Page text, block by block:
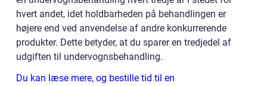
hvert andet, idet holdbarheden på behandlingen er
højere end ved anvendelse af andre konkurrerende
produkter. Dette betyder, at du sparer en tredjedel af
udgiften til undervognsbehandling.
Du kan læse mere, og bestille tid til en